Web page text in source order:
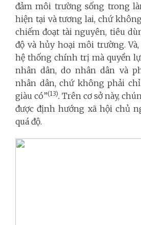
đảm môi trường sống trong
hiện tại và tương lai, chứ
chiếm đoạt tài nguyên, tiêu
độ và hủy hoại môi trường.
hệ thống chính trị mà quyền
nhân dân, do nhân dân và
nhân dân, chứ không phải
giàu có”(13). Trên cơ sở này,
được định hướng xã hội chủ
quá độ.